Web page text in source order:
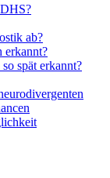
ab?
erkannt?
spät erkannt?